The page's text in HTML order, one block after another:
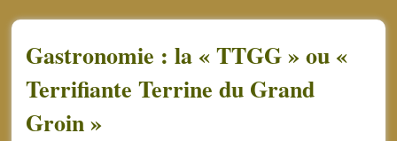
Gastronomie : la « TTGG » ou «
Terrifiante Terrine du Grand
Groin »